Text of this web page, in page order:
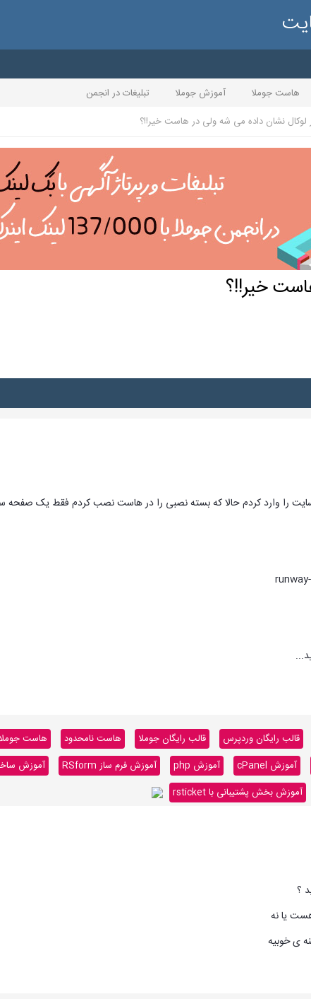
هاست جوملا آموزش جوملا تبلیغات در انجمن
لوکال نشان داده می شه ولی در هاست خیر!!؟
خیر!!؟
سایت را وارد کردم حالا که بسته نصبی را در هاست نصب کردم فقط یک صفحه
قالب رایگان وردپرس قالب رایگان جوملا هاست نامحدود هاست جوملا
آموزش cPanel آموزش php آموزش فرم ساز RSform آموزش
آموزش بخش پشتیبانی با rsticket
یا نه
ی خوبیه